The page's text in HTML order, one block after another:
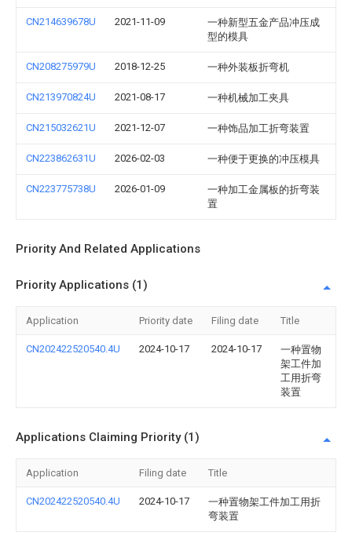
CN214639678U 2021-11-09
一种新型五金产品冲压成
型的模具
CN208275979U 2018-12-25 一种外装板折弯机
CN213970824U 2021-08-17 一种机械加工夹具
CN215032621U 2021-12-07 一种饰品加工折弯装置
CN223862631U 2026-02-03 一种便于更换的冲压模具
CN223775738U 2026-01-09
一种加工金属板的折弯装
置
Priority And Related Applications
Priority Applications (1)
Application Priority date Filing date Title
CN202422520540.4U 2024-10-17 2024-10-17
一种置物
架工件加
工用折弯
装置
Applications Claiming Priority (1)
Application Filing date Title
CN202422520540.4U 2024-10-17
一种置物架工件加工用折
弯装置